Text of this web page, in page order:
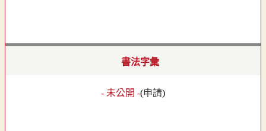
書法字彙
- 未公開 -(申請)